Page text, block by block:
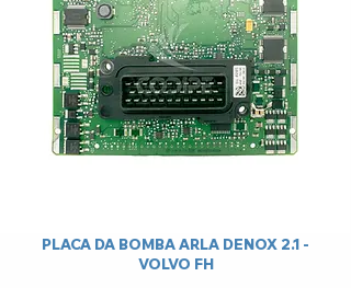
PLACA DA BOMBA ARLA DENOX 2.1 -
VOLVO FH